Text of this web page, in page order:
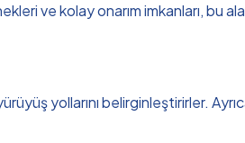
ve kolay onarım imkanları, bu
yollarını belirginleştirirler.